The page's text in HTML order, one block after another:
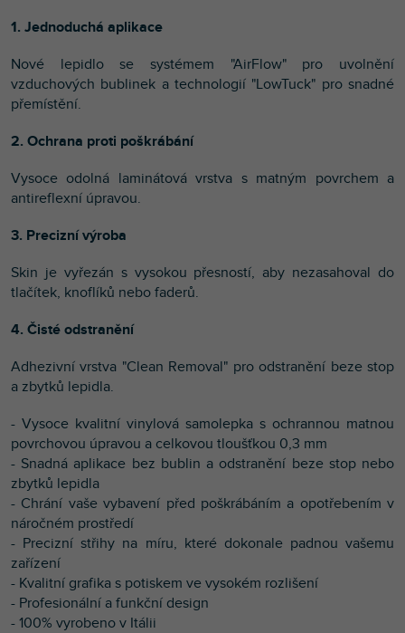
1. Jednoduchá aplikace
Nové lepidlo se systémem "AirFlow" pro uvolnění
vzduchových bublinek a technologií "LowTuck" pro snadné
přemístění.
2. Ochrana proti poškrábání
Vysoce odolná laminátová vrstva s matným povrchem a
antireflexní úpravou.
3. Precizní výroba
Skin je vyřezán s vysokou přesností, aby nezasahoval do
tlačítek, knoflíků nebo faderů.
4. Čisté odstranění
Adhezivní vrstva "Clean Removal" pro odstranění beze stop
a zbytků lepidla.
- Vysoce kvalitní vinylová samolepka s ochrannou matnou
povrchovou úpravou a celkovou tloušťkou 0,3 mm
- Snadná aplikace bez bublin a odstranění beze stop nebo
zbytků lepidla
- Chrání vaše vybavení před poškrábáním a opotřebením v
náročném prostředí
- Precizní střihy na míru, které dokonale padnou vašemu
zařízení
- Kvalitní grafika s potiskem ve vysokém rozlišení
- Profesionální a funkční design
- 100% vyrobeno v Itálii